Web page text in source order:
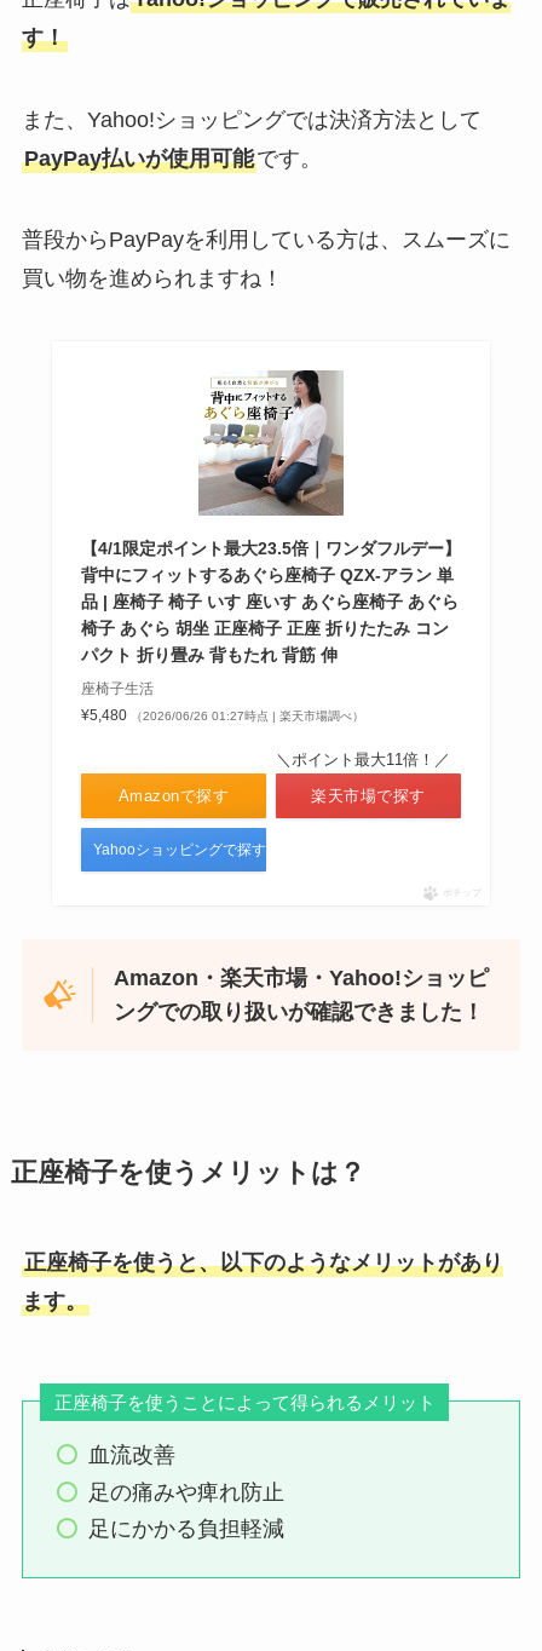
す！
また、Yahoo!ショッピングでは決済方法として
PayPay払いが使用可能です。
普段からPayPayを利用している方は、スムーズに
買い物を進められますね！
【4/1限定ポイント最大23.5倍｜ワンダフルデー】
背中にフィットするあぐら座椅子 QZX-アラン 単
品 | 座椅子 椅子 いす 座いす あぐら座椅子 あぐら
椅子 あぐら 胡坐 正座椅子 正座 折りたたみ コン
パクト 折り畳み 背もたれ 背筋 伸
座椅子生活
¥5,480
（2026/06/26 01:27時点 | 楽天市場調べ）
Amazonで探す
＼ポイント最大11倍！／
楽天市場で探す
Yahooショッピングで探す
ポチップ
Amazon・楽天市場・Yahoo!ショッピ
ングでの取り扱いが確認できました！
正座椅子を使うメリットは？
正座椅子を使うと、以下のようなメリットがあり
ます。
正座椅子を使うことによって得られるメリット
血流改善
足の痛みや痺れ防止
足にかかる負担軽減